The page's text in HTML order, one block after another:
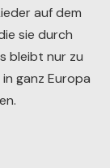
auf dem
sie durch
bleibt nur zu
ganz Europa